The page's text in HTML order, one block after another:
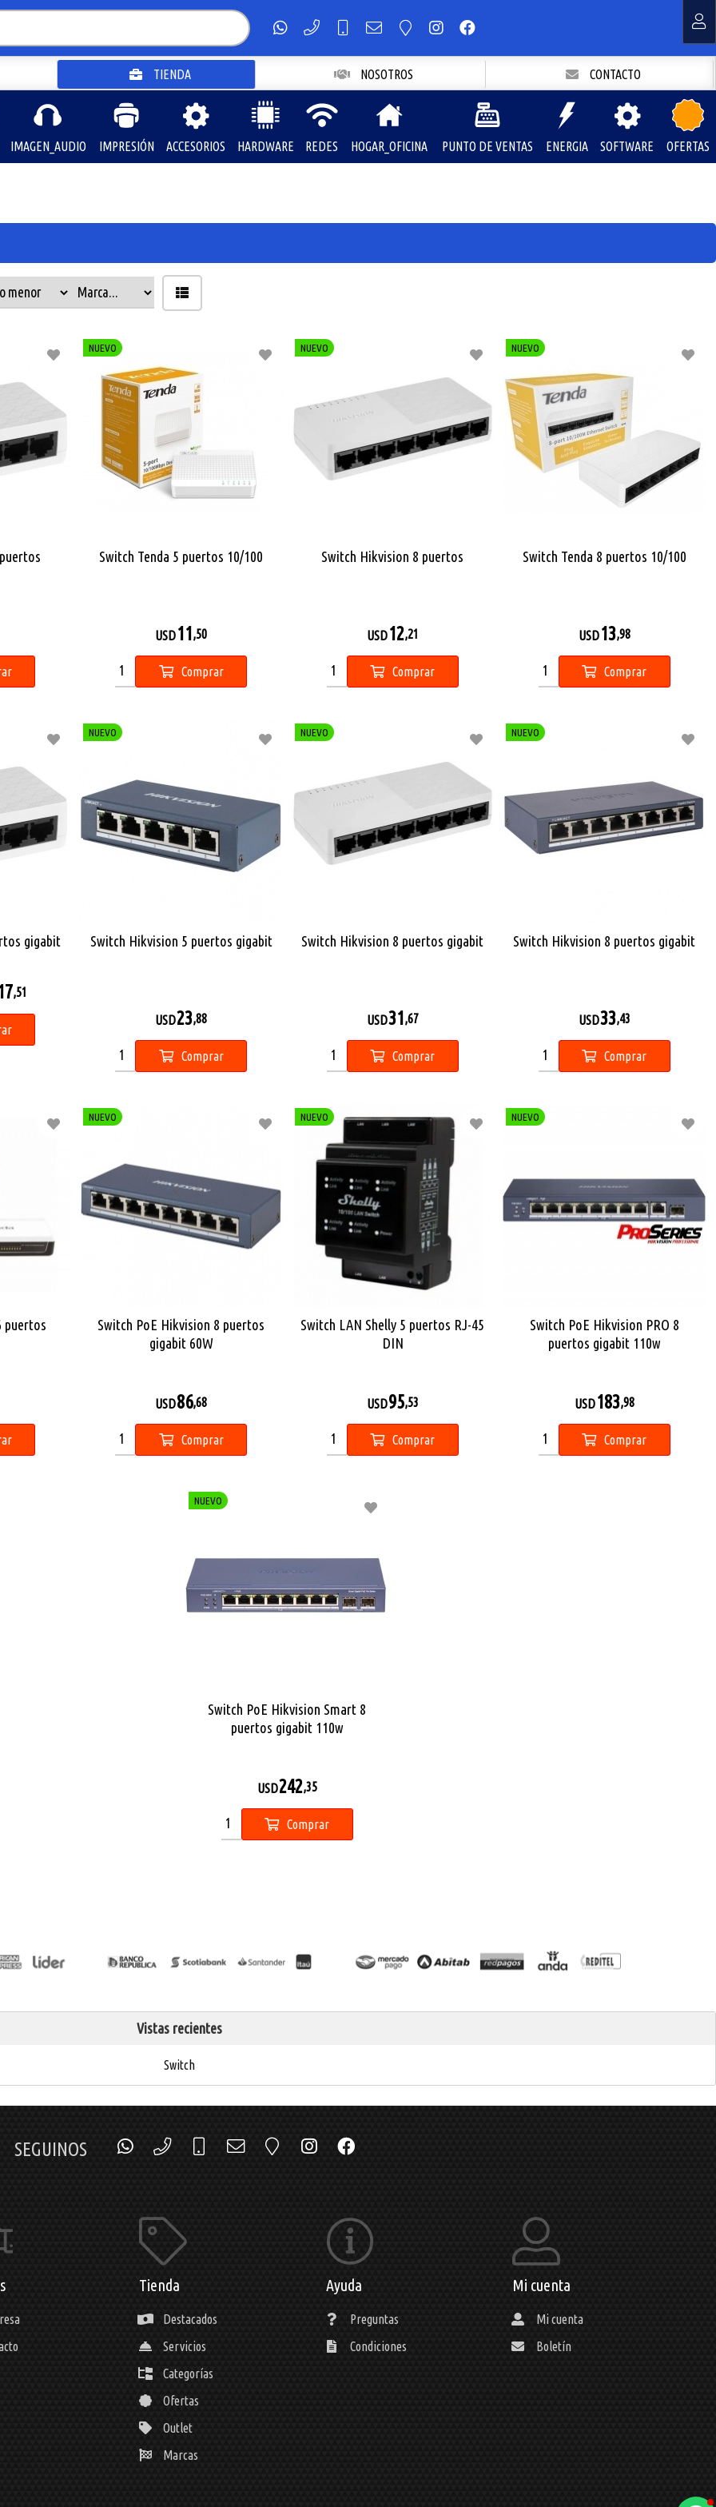
TIENDA NOSOTROS CONTACTO
IMAGEN_AUDIO IMPRESIÓN ACCESORIOS HARDWARE REDES HOGAR_OFICINA PUNTO DE VENTAS ENERGIA SOFTWARE OFERTAS
NUEVO
Switch Tenda 5 puertos 10/100
USD11,50
Comprar
NUEVO
Switch Hikvision 8 puertos
USD12,21
Comprar
NUEVO
Switch Tenda 8 puertos 10/100
USD13,98
Comprar
gigabit
,51
NUEVO
Switch Hikvision 5 puertos gigabit
USD23,88
Comprar
NUEVO
Switch Hikvision 8 puertos gigabit
USD31,67
Comprar
NUEVO
Switch Hikvision 8 puertos gigabit
USD33,43
Comprar
puertos
NUEVO
Switch PoE Hikvision 8 puertos
gigabit 60W
USD86,68
Comprar
NUEVO
Switch LAN Shelly 5 puertos RJ-45
DIN
USD95,53
Comprar
NUEVO
Switch PoE Hikvision PRO 8
puertos gigabit 110w
USD183,98
Comprar
NUEVO
Switch PoE Hikvision Smart 8
puertos gigabit 110w
USD242,35
Comprar
Vistas recientes
Switch
SEGUINOS
Tienda
Destacados
Servicios
Categorías
Ofertas
Outlet
Marcas
Ayuda
Preguntas
Condiciones
Mi cuenta
Mi cuenta
Boletín